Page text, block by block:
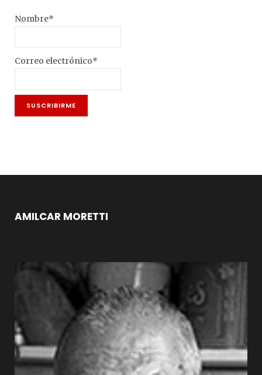
Nombre*
Correo electrónico*
AMILCAR MORETTI